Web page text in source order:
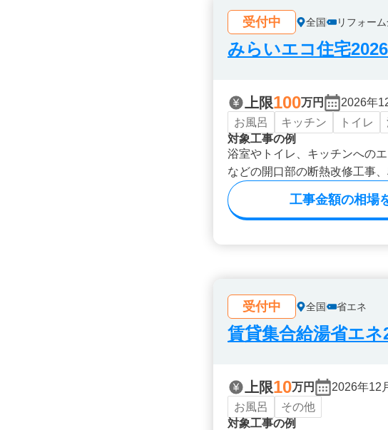
受付中 全国 リフォー
みらいエコ住宅
上限100万円
2026年
お風呂
キッチン トイレ
対象工事の例
浴室やトイレ、キッチンへの
などの開口部の断熱改修工事
工事金額の相場
受付中 全国 省エネ
賃貸集合給湯省エネ
上限10万円
2026年12
お風呂
その他
対象工事の例